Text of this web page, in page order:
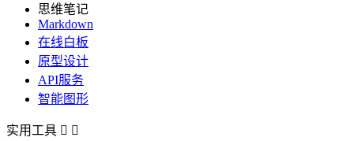
思维笔记
Markdown
在线白板
原型设计
API服务
智能图形
实用工具  